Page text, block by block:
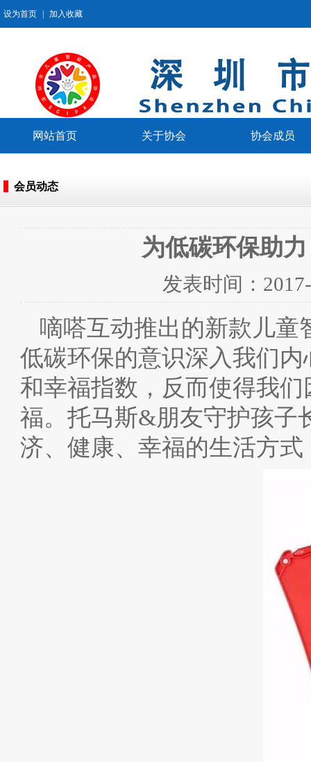
设为首页 加入收藏
网站首页 关于协会 协会成员
会员动态
为低碳环保助
发表时间：
嘀嗒互动推出的新款儿童
低碳环保的意识深入我们
和幸福指数，反而使得我
福。托马斯&朋友守护孩子
济、健康、幸福的生活方